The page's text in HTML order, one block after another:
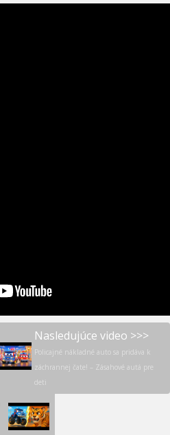
Nasledujúce video >>>
Policajné nákladné auto sa pridáva k
záchrannej čate! – Zásahové autá pre
deti